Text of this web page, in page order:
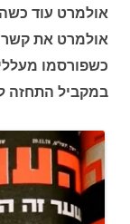
אולמרט את
כשפורסמו
במקביל התחזה